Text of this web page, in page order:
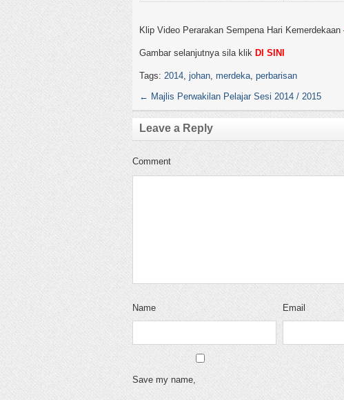
Klip Video Perarakan Sempena Hari Kemerdekaan
Gambar selanjutnya sila klik DI SINI
Tags: 2014 johan merdeka perbarisan
← Majlis Perwakilan Pelajar Sesi 2014 / 2015
Leave a Reply
Comment
Name Email
Save my name,